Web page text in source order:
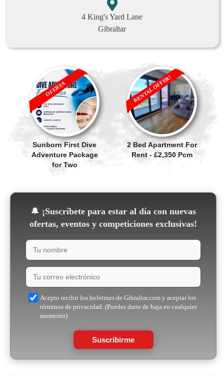
4 King's Yard Lane
Gibraltar
Sunborn First Dive
Adventure Package
for Two
OFERTA
2 Bed Apartment For
Rent - £2,350 Pcm
RENTAL OFFER!
🔔 ¡Suscríbete para estar al día con nuevas
ofertas, eventos y competiciones exclusivas!
Acepto recibir los boletines de Gibraltar.com y aceptar los
términos de privacidad. (Puedes darte de baja en cualquier
momento)
Suscribirme